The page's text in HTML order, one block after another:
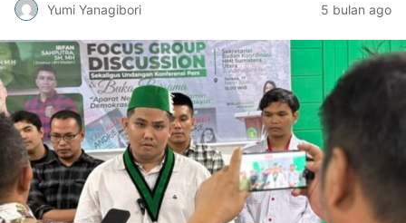
Yumi Yanagibori 5 bulan ago